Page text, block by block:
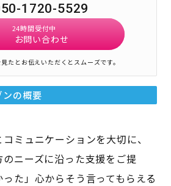
1720-5529
24時間受付中
お問い合わせ
たとお伝えいただくとスムーズです。
の概要
ミュニケーションを大切に、
ニーズに沿った支援をご提
た」心からそう言ってもらえる